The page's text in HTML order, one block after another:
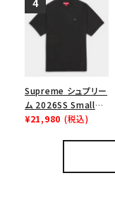
ース１スニーカー シ
ューズ ホワイト
Supreme シュプリー
ム 2026SS Small
Box Tee スモールボ
¥21,980 (税込)